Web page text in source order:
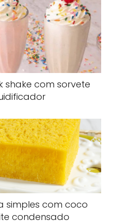
shake com sorvete
simples com coco
condensado